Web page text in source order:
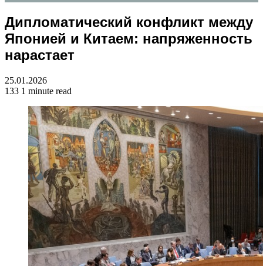
for
Дипломатический конфликт между
Японией и Китаем: напряженность
нарастает
25.01.2026
133 1 minute read